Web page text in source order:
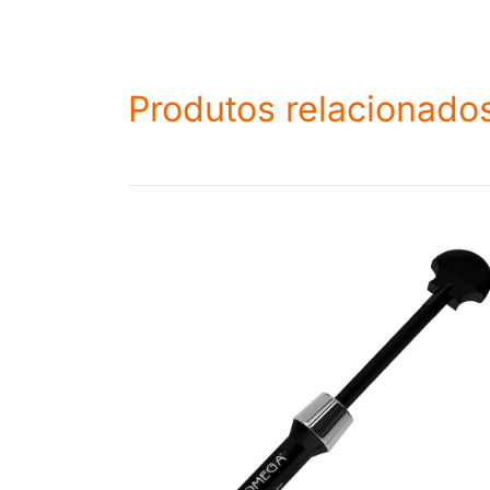
Produtos